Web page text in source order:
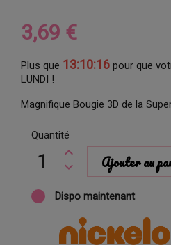
3,69 €
Plus que 13:10:15 pour que
LUNDI !
Magnifique Bougie 3D de la
Quantité
Ajouter au
Dispo maintenant